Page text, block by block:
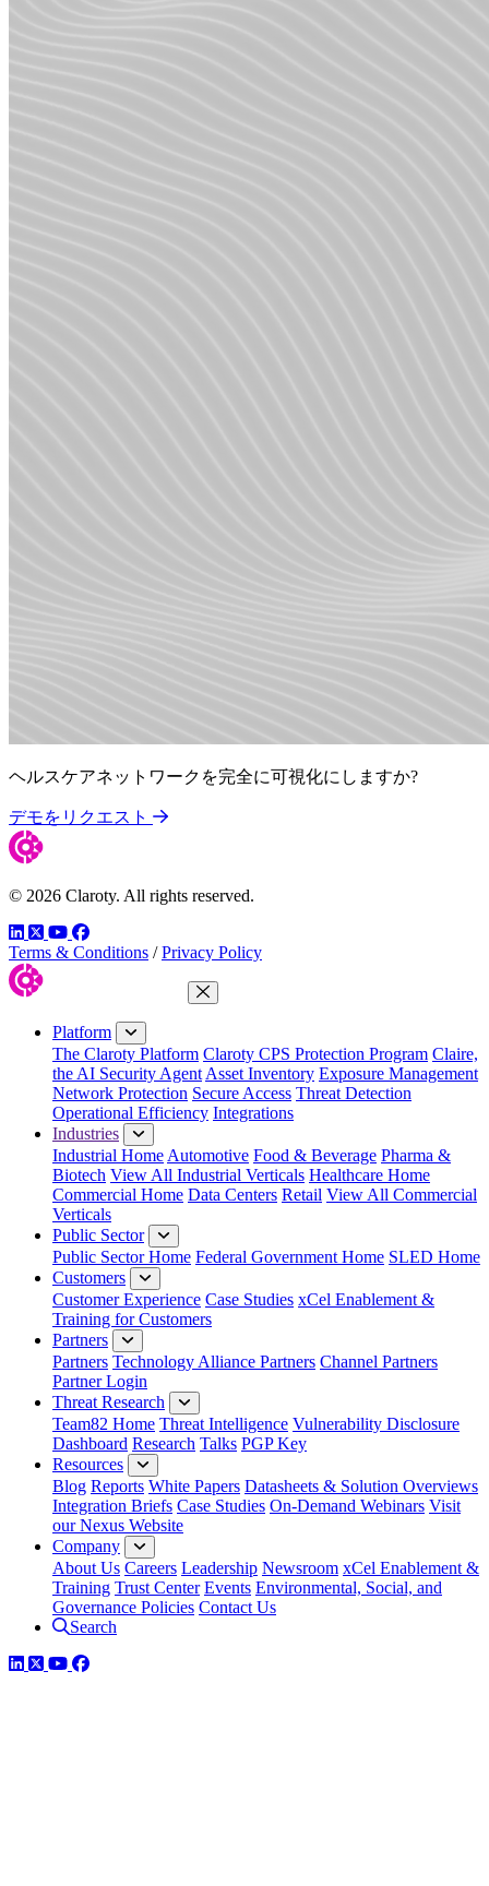
ヘルスケアネットワークを完全に可視化にしますか?
デモをリクエスト
© 2026 Claroty. All rights reserved.
LinkedIn
TwitterYouTube
Facebook
Terms & Conditions / Privacy Policy
Close Menu
Platform
The Claroty Platform Claroty CPS Protection Program Claire,
the AI Security Agent Asset Inventory Exposure Management
Network Protection Secure Access Threat Detection
Operational Efficiency Integrations
Industries
Industrial Home Automotive Food & Beverage Pharma &
Biotech View All Industrial Verticals Healthcare Home
Commercial Home Data Centers Retail View All Commercial
Verticals
Public Sector
Public Sector Home Federal Government Home SLED Home
Customers
Customer Experience Case Studies xCel Enablement &
Training for Customers
Partners
Partners Technology Alliance Partners Channel Partners
Partner Login
Threat Research
Team82 Home Threat Intelligence Vulnerability Disclosure
Dashboard Research Talks PGP Key
Resources
Blog Reports White Papers Datasheets & Solution Overviews
Integration Briefs Case Studies On-Demand Webinars Visit
our Nexus Website
Company
About Us Careers Leadership Newsroom xCel Enablement &
Training Trust Center Events Environmental, Social, and
Governance Policies Contact Us
Search
LinkedIn
TwitterYouTube
Facebook